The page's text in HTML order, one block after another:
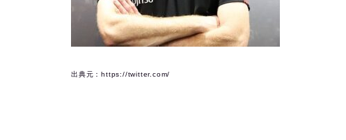
出典元：https://twitter.com/